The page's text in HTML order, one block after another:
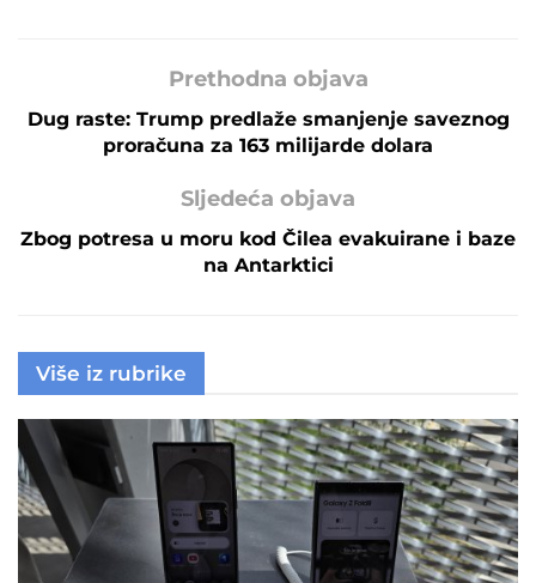
Prethodna objava
Dug raste: Trump predlaže smanjenje saveznog
proračuna za 163 milijarde dolara
Sljedeća objava
Zbog potresa u moru kod Čilea evakuirane i baze
na Antarktici
Više iz rubrike